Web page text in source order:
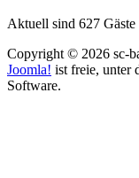
Aktuell sind 627
Copyright © 2026 sc-
Joomla! ist freie, unter
Software.